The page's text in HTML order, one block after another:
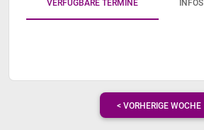
VERFÜGBARE TERMINE INFOS
< VORHERIGE WOCHE